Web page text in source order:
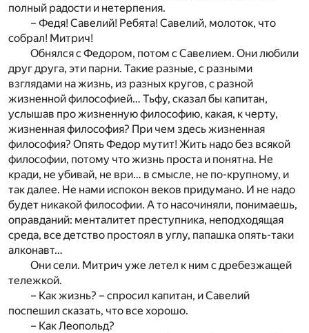
полный радости и нетерпения.
– Федя! Савелий! Ребята! Савелий, молоток, что
собрал! Митрич!
Обнялся с Федором, потом с Савелием. Они любили
друг друга, эти парни. Такие разные, с разными
взглядами на жизнь, из разных кругов, с разной
жизненной философией… Тьфу, сказал бы капитан,
услышав про жизненную философию, какая, к черту,
жизненная философия? При чем здесь жизненная
философия? Опять Федор мутит! Жить надо без всякой
философии, потому что жизнь проста и понятна. Не
кради, не убивай, не ври… в смысле, не по-крупному, и
так далее. Не нами испокон веков придумано. И не надо
будет никакой философии. А то насочиняли, понимаешь,
оправданий: менталитет преступника, неподходящая
среда, все детство простоял в углу, папашка опять-таки
алконавт…
Они сели. Митрич уже летел к ним с дребезжащей
тележкой.
– Как жизнь? – спросил капитан, и Савелий
поспешил сказать, что все хорошо.
– Как Леопольд?